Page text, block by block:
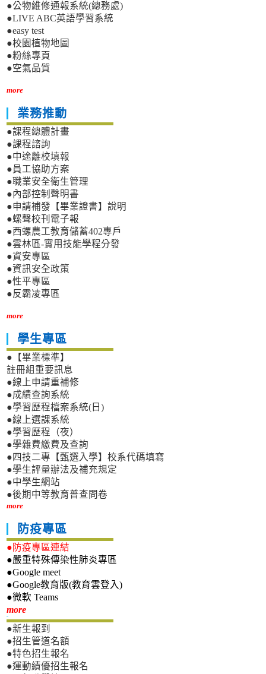
●公物維修通報系統(總務處)
●LIVE ABC英語學習系統
●easy test
●校園植物地圖
●粉絲專頁
●空氣品質
more
業務推動
●課程總體計畫
●課程諮詢
●中途離校填報
●員工協助方案
●職業安全衛生管理
●內部控制聲明書
●申請補發【畢業證書】說明
●螺聲校刊電子報
●西螺農工教育儲蓄402專戶
●雲林區-實用技能學程分發
●資安專區
●資訊安全政策
●性平專區
●反霸凌專區
more
學生專區
●【畢業標準】
註冊組重要訊息
●線上申請重補修
●成績查詢系統
●學習歷程檔案系統(日)
●線上選課系統
●學習歷程（夜）
●學雜費繳費及查詢
●四技二專【甄選入學】校系代碼填寫
●學生評量辦法及補充規定
●中學生網站
●後期中等教育普查問卷
more
防疫專區
●防疫專區連結
●嚴重特殊傳染性肺炎專區
●Google meet
●Google教育版(教育雲登入)
●微軟 Teams
more新生專區
●新生報到
●招生管道名額
●特色招生報名
●運動績優招生報名